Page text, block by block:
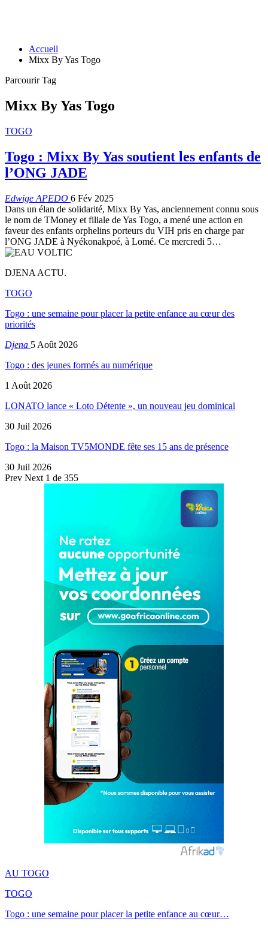
Accueil
Mixx By Yas Togo
Parcourir Tag
Mixx By Yas Togo
TOGO
Togo : Mixx By Yas soutient les enfants de
l’ONG JADE
Edwige APEDO 6 Fév 2025
Dans un élan de solidarité, Mixx By Yas, anciennement connu sous
le nom de TMoney et filiale de Yas Togo, a mené une action en
faveur des enfants orphelins porteurs du VIH pris en charge par
l’ONG JADE à Nyékonakpoé, à Lomé. Ce mercredi 5…
DJENA ACTU.
TOGO
Togo : une semaine pour placer la petite enfance au cœur des
priorités
Djena 5 Août 2026
Togo : des jeunes formés au numérique
1 Août 2026
LONATO lance « Loto Détente », un nouveau jeu dominical
30 Juil 2026
Togo : la Maison TV5MONDE fête ses 15 ans de présence
30 Juil 2026
Prev Next 1 de 355
AU TOGO
TOGO
Togo : une semaine pour placer la petite enfance au cœur…